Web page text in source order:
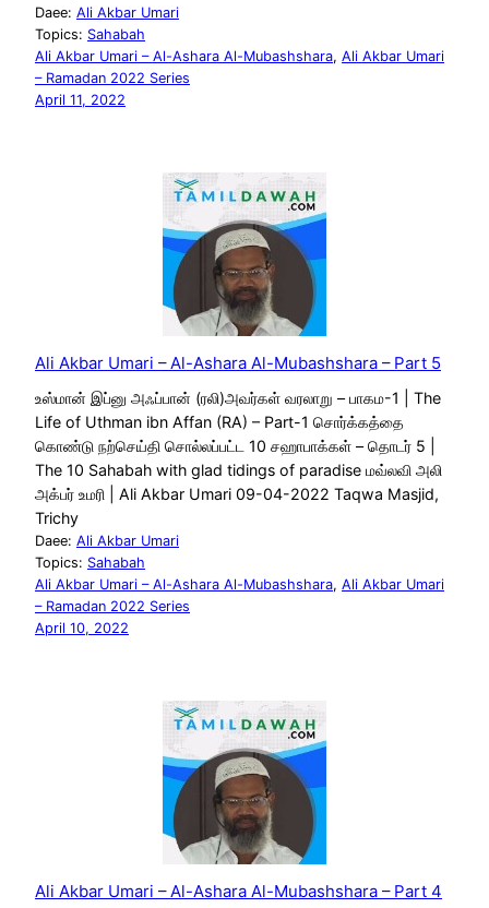
Daee: Ali Akbar Umari
Topics: Sahabah
Ali Akbar Umari – Al-Ashara Al-Mubashshara, Ali Akbar Umari
– Ramadan 2022 Series
April 11, 2022
Ali Akbar Umari – Al-Ashara Al-Mubashshara – Part 5
உஸ்மான் இப்னு அஃப்பான் (ரலி)அவர்கள் வரலாறு – பாகம-1 | The
Life of Uthman ibn Affan (RA) – Part-1 சொர்க்கத்தை
கொண்டு நற்செய்தி சொல்லப்பட்ட 10 சஹாபாக்கள் – தொடர் 5 |
The 10 Sahabah with glad tidings of paradise மவ்லவி அலி
அக்பர் உமரி | Ali Akbar Umari 09-04-2022 Taqwa Masjid,
Trichy
Daee: Ali Akbar Umari
Topics: Sahabah
Ali Akbar Umari – Al-Ashara Al-Mubashshara, Ali Akbar Umari
– Ramadan 2022 Series
April 10, 2022
Ali Akbar Umari – Al-Ashara Al-Mubashshara – Part 4